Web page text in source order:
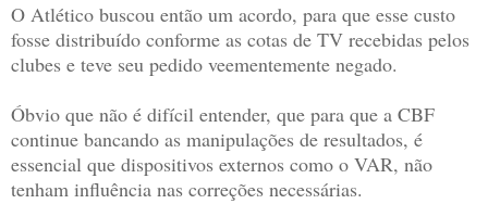
O Atlético buscou então um acordo, para que esse custo
fosse distribuído conforme as cotas de TV recebidas pelos
clubes e teve seu pedido veementemente negado.
Óbvio que não é difícil entender, que para que a CBF
continue bancando as manipulações de resultados, é
essencial que dispositivos externos como o VAR, não
tenham influência nas correções necessárias.